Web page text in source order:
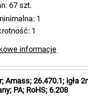
67 szt.
1
1
informacje
Amass; 26.470.1; igła
PA; RoHS; 6.208